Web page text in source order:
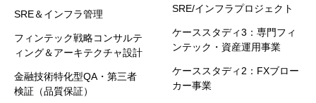
SRE＆インフラ管理
フィンテック戦略コンサルテ
ィング＆アーキテクチャ設計
金融技術特化型QA・第三者
検証（品質保証）
SRE/インフラプロジェクト
ケーススタディ3：専門フィ
ンテック・資産運用事業
ケーススタディ2：FXブロー
カー事業